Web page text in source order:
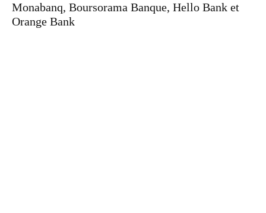
Monabanq, Boursorama Banque, Hello Bank et
Orange Bank